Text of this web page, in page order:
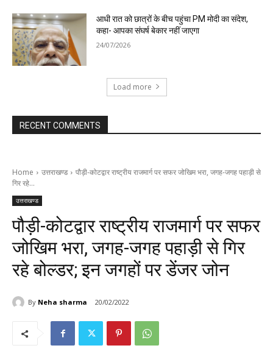
आधी रात को छात्रों के बीच पहुंचा PM मोदी का संदेश,
कहा- आपका संघर्ष बेकार नहीं जाएगा
24/07/2026
Load more
RECENT COMMENTS